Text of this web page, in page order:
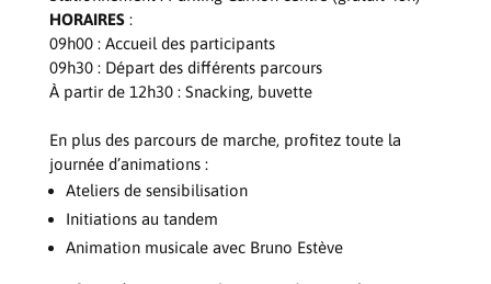
HORAIRES:
09h00 : Accueil des participants
09h30 : Départ des différents parcours
À partir de 12h30 : Snacking, buvette
En plus des parcours de marche, profitez toute la
journée d’animations :
Ateliers de sensibilisation
Initiations au tandem
Animation musicale avec Bruno Estève